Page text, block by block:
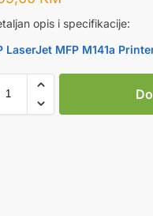
opis i specifikacije:
LaserJet MFP M141a